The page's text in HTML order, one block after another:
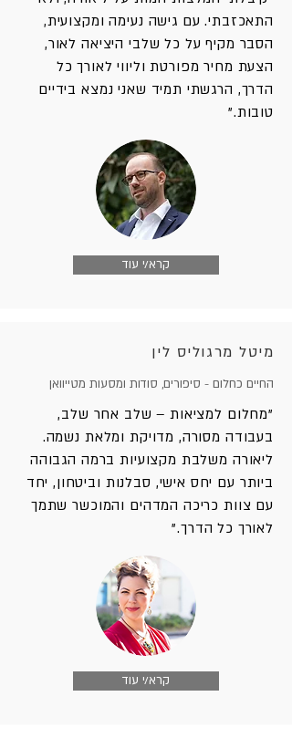
התאכזבתי. עם גישה נעימה ומקצועית,
הסבר מקיף על כל שלבי היציאה לאור,
הצעת מחיר מפורטת וליווי לאורך כל
הדרך, הרגשתי תמיד שאני נמצא בידיים
טובות."
קרא/י עוד
מיטל מרגוליס לין
החיים כחלום - סיפורים, סודות ומסעות מטייוואן
"מחלום למציאות – שלב אחר שלב,
בעבודה מסורה, מדויקת ומלאת נשמה.
ליאורה משלבת מקצועיות ברמה הגבוהה
ביותר עם יחס אישי, סבלנות וביטחון, יחד
עם צוות כריכה המדהים והמוכשר שתמך
לאורך כל הדרך."
קרא/י עוד